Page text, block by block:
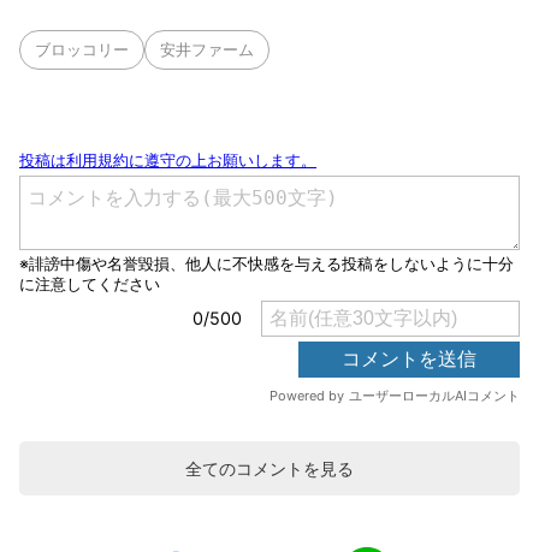
ブロッコリー 安井ファーム
全てのコメントを見る